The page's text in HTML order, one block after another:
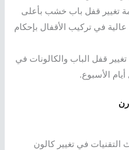
تغيير قفل باب خشب بأعلى
في تركيب الأقفال بإحكام
قفل الباب والكالونات في
الأسبوع.
في تغيير كالون